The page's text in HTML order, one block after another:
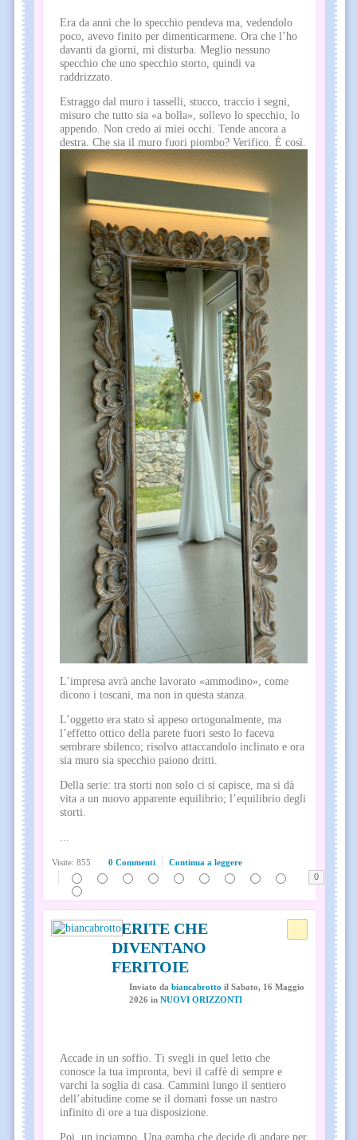
Era da anni che lo specchio pendeva ma, vedendolo
poco, avevo finito per dimenticarmene. Ora che l’ho
davanti da giorni, mi disturba. Meglio nessuno
specchio che uno specchio storto, quindi va
raddrizzato.
Estraggo dal muro i tasselli, stucco, traccio i segni,
misuro che tutto sia «a bolla», sollevo lo specchio, lo
appendo. Non credo ai miei occhi. Tende ancora a
destra. Che sia il muro fuori piombo? Verifico. È così.
L’impresa avrà anche lavorato «ammodino», come
dicono i toscani, ma non in questa stanza.
L’oggetto era stato sì appeso ortogonalmente, ma
l’effetto ottico della parete fuori sesto lo faceva
sembrare sbilenco; risolvo attaccandolo inclinato e ora
sia muro sia specchio paiono dritti.
Della serie: tra storti non solo ci si capisce, ma si dà
vita a un nuovo apparente equilibrio; l’equilibrio degli
storti.
0 Commenti Continua a leggere
Visite: 855
0
FERITE CHE
DIVENTANO
FERITOIE
Inviato da biancabrotto il Sabato, 16 Maggio
2026 in NUOVI ORIZZONTI
Accade in un soffio. Ti svegli in quel letto che
conosce la tua impronta, bevi il caffè di sempre e
varchi la soglia di casa. Cammini lungo il sentiero
dell’abitudine come se il domani fosse un nastro
infinito di ore a tua disposizione.
Poi, un inciampo. Una gamba che decide di andare per